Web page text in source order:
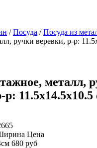
/Посуда /Посуда из
ручки веревки, р-р:
металл,
р: 11.5х14.5х10.5
Цена
680 руб